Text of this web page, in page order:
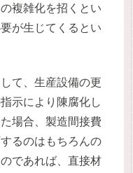
複雑化を招くとい
が生じてくるとい
て、生産設備の更
示により陳腐化し
場合、製造間接費
るのはもちろんの
であれば、直接材